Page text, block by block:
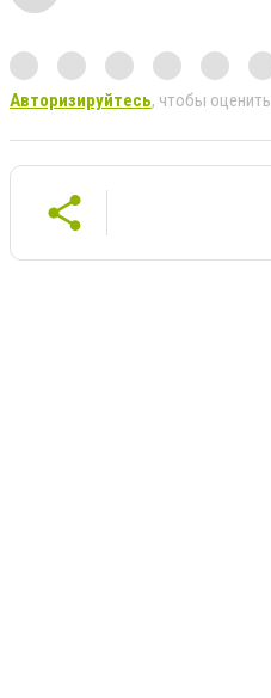
Авторизируйтесь, чтобы оценить